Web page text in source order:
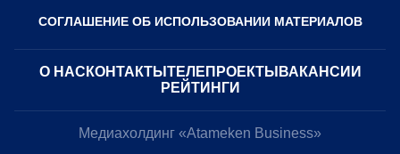
СОГЛАШЕНИЕ ОБ ИСПОЛЬЗОВАНИИ МАТЕРИАЛОВ
О НАС КОНТАКТЫ ТЕЛЕПРОЕКТЫ ВАКАНСИИ
РЕЙТИНГИ
Медиахолдинг «Atameken Business»